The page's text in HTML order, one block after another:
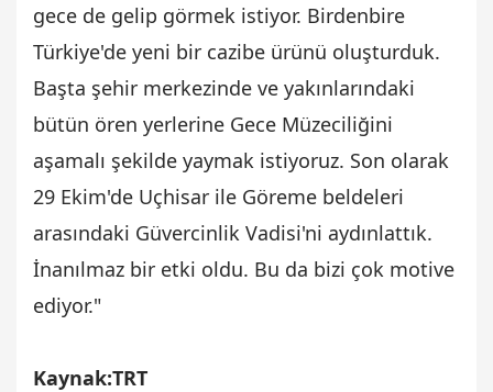
gece de gelip görmek istiyor. Birdenbire
Türkiye'de yeni bir cazibe ürünü oluşturduk.
Başta şehir merkezinde ve yakınlarındaki
bütün ören yerlerine Gece Müzeciliğini
aşamalı şekilde yaymak istiyoruz. Son olarak
29 Ekim'de Uçhisar ile Göreme beldeleri
arasındaki Güvercinlik Vadisi'ni aydınlattık.
İnanılmaz bir etki oldu. Bu da bizi çok motive
ediyor."
Kaynak:TRT